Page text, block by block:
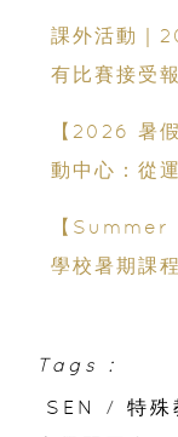
課外活動｜
有比賽接受報
【2026 暑
動中心：從
【Summer
學校暑期課
Tags :
SEN
/ 特殊